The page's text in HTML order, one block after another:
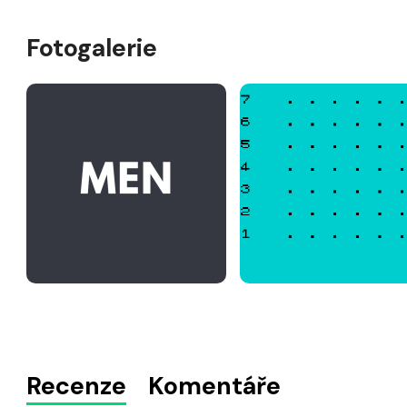
Fotogalerie
Recenze Komentáře